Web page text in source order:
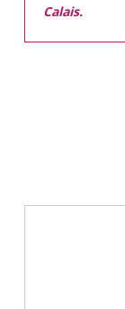
Calais.